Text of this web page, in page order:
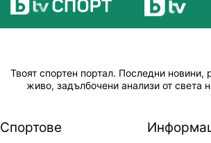
Твоят спортен портал. Последни новини,
живо, задълбочени анализи от света
Спортове